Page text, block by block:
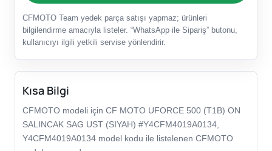
CFMOTO Team yedek parça satışı yapmaz; ürünleri
bilgilendirme amacıyla listeler. “WhatsApp ile Sipariş” butonu,
kullanıcıyı ilgili yetkili servise yönlendirir.
Kısa Bilgi
CFMOTO modeli için CF MOTO UFORCE 500 (T1B) ON
SALINCAK SAG UST (SIYAH) #Y4CFM4019A0134,
Y4CFM4019A0134 model kodu ile listelenen CFMOTO